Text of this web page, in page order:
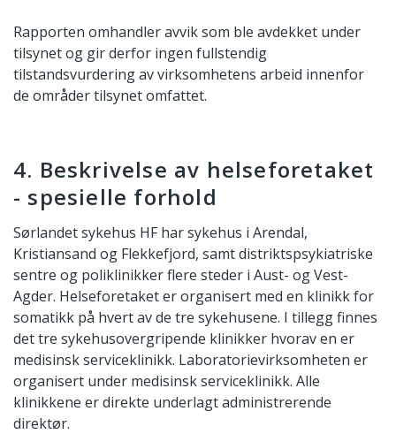
Rapporten omhandler avvik som ble avdekket under
tilsynet og gir derfor ingen fullstendig
tilstandsvurdering av virksomhetens arbeid innenfor
de områder tilsynet omfattet.
4. Beskrivelse av helseforetaket
- spesielle forhold
Sørlandet sykehus HF har sykehus i Arendal,
Kristiansand og Flekkefjord, samt distriktspsykiatriske
sentre og poliklinikker flere steder i Aust- og Vest-
Agder. Helseforetaket er organisert med en klinikk for
somatikk på hvert av de tre sykehusene. I tillegg finnes
det tre sykehusovergripende klinikker hvorav en er
medisinsk serviceklinikk. Laboratorievirksomheten er
organisert under medisinsk serviceklinikk. Alle
klinikkene er direkte underlagt administrerende
direktør.